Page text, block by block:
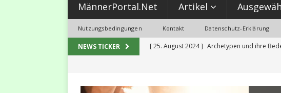
MännerPortal.Net Artikel
Nutzungsbedingungen Kontakt Datenschutz-Erklärung
NEWS TICKER [ 25. August 2024 ] Archetypen und ihre